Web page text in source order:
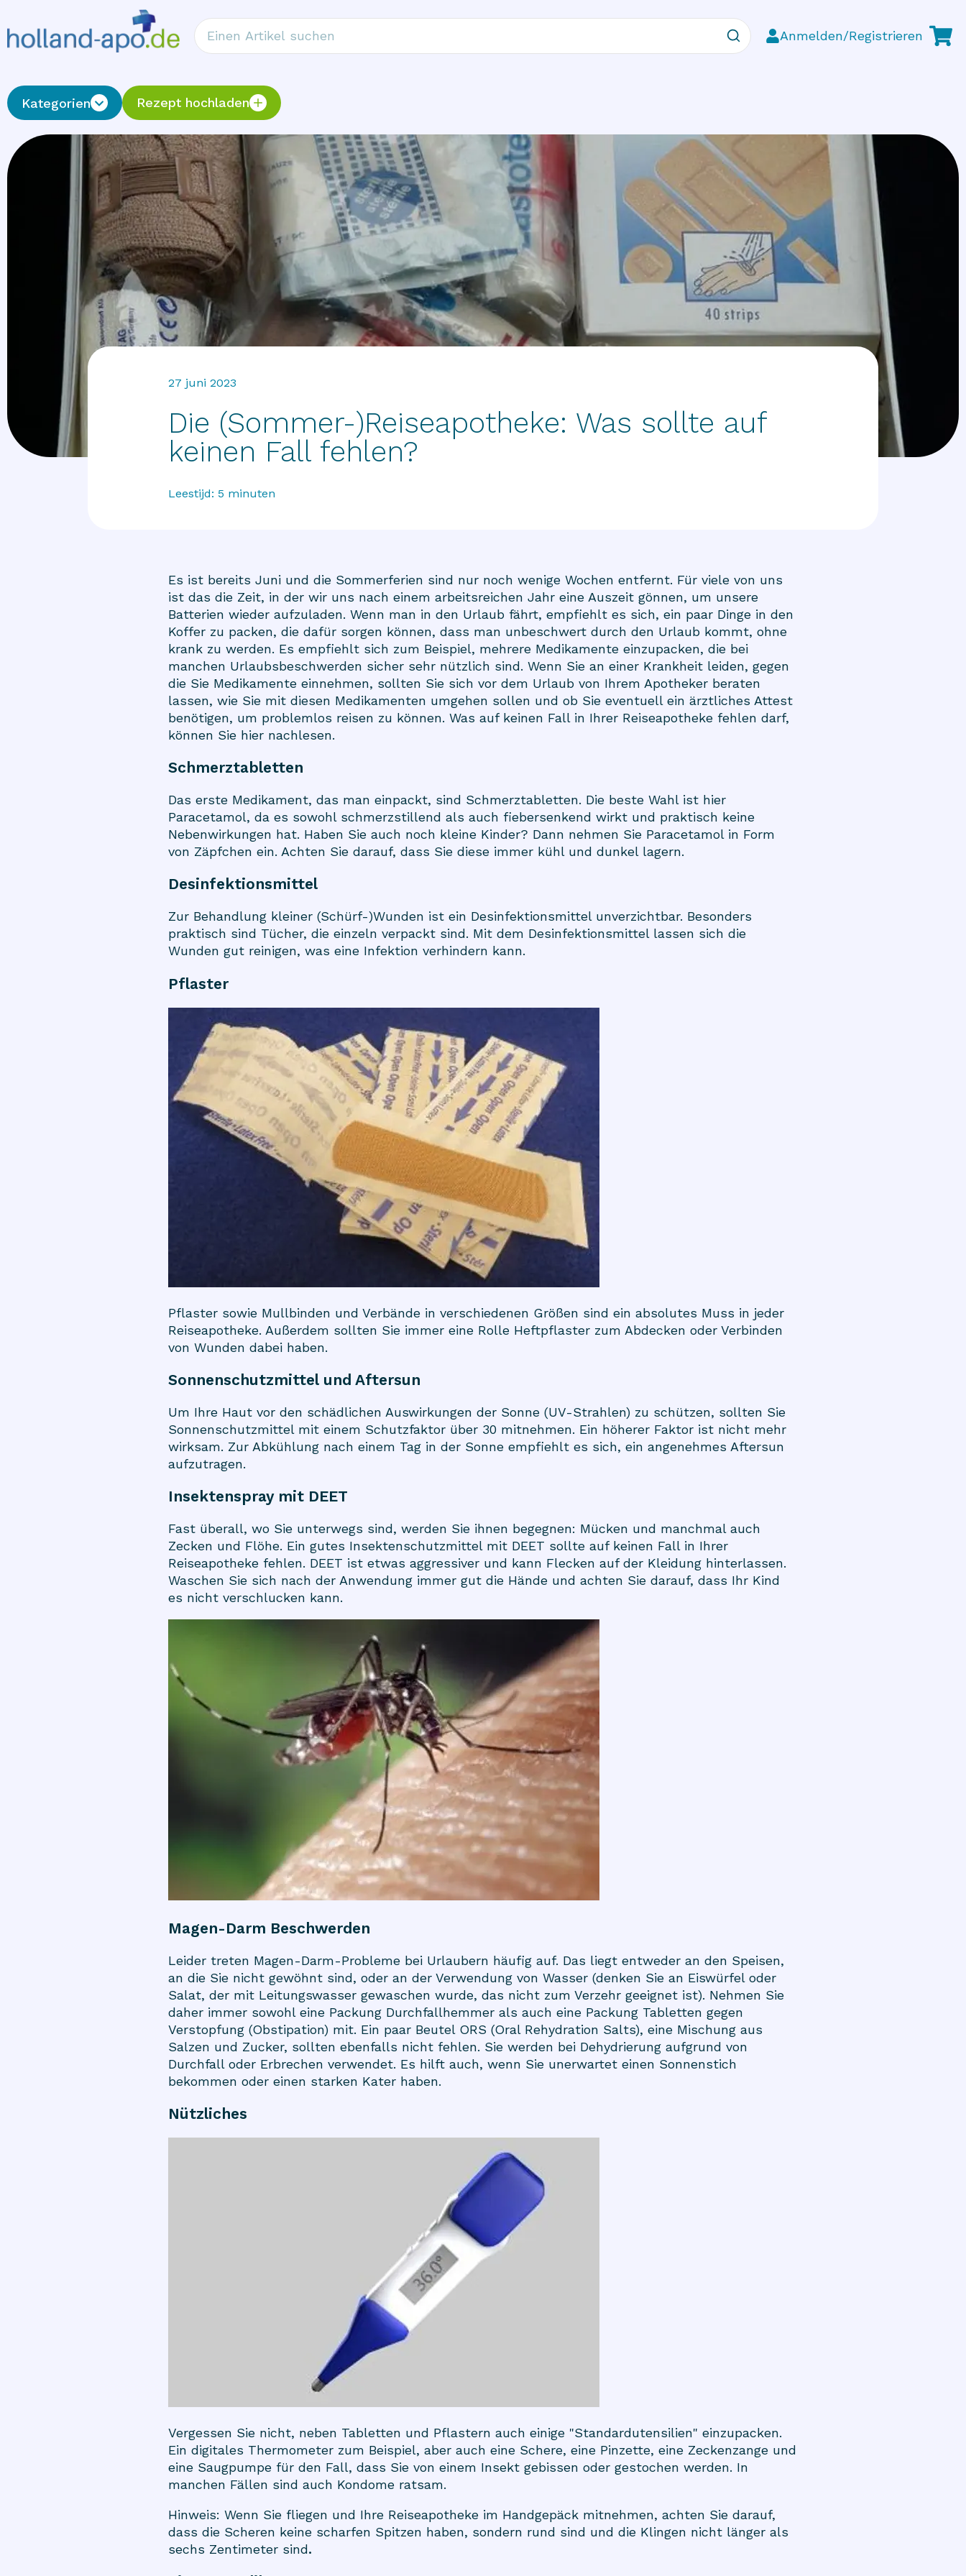
Anmelden/Registrieren
Kategorien Rezept hochladen
27 juni 2023
Die (Sommer-)Reiseapotheke: Was sollte auf
keinen Fall fehlen?
Leestijd: 5 minuten
Es ist bereits Juni und die Sommerferien sind nur noch wenige Wochen entfernt. Für viele von uns
ist das die Zeit, in der wir uns nach einem arbeitsreichen Jahr eine Auszeit gönnen, um unsere
Batterien wieder aufzuladen. Wenn man in den Urlaub fährt, empfiehlt es sich, ein paar Dinge in den
Koffer zu packen, die dafür sorgen können, dass man unbeschwert durch den Urlaub kommt, ohne
krank zu werden. Es empfiehlt sich zum Beispiel, mehrere Medikamente einzupacken, die bei
manchen Urlaubsbeschwerden sicher sehr nützlich sind. Wenn Sie an einer Krankheit leiden, gegen
die Sie Medikamente einnehmen, sollten Sie sich vor dem Urlaub von Ihrem Apotheker beraten
lassen, wie Sie mit diesen Medikamenten umgehen sollen und ob Sie eventuell ein ärztliches Attest
benötigen, um problemlos reisen zu können. Was auf keinen Fall in Ihrer Reiseapotheke fehlen darf,
können Sie hier nachlesen.
Schmerztabletten
Das erste Medikament, das man einpackt, sind Schmerztabletten. Die beste Wahl ist hier
Paracetamol, da es sowohl schmerzstillend als auch fiebersenkend wirkt und praktisch keine
Nebenwirkungen hat. Haben Sie auch noch kleine Kinder? Dann nehmen Sie Paracetamol in Form
von Zäpfchen ein. Achten Sie darauf, dass Sie diese immer kühl und dunkel lagern.
Desinfektionsmittel
Zur Behandlung kleiner (Schürf-)Wunden ist ein Desinfektionsmittel unverzichtbar. Besonders
praktisch sind Tücher, die einzeln verpackt sind. Mit dem Desinfektionsmittel lassen sich die
Wunden gut reinigen, was eine Infektion verhindern kann.
Pflaster
Pflaster sowie Mullbinden und Verbände in verschiedenen Größen sind ein absolutes Muss in jeder
Reiseapotheke. Außerdem sollten Sie immer eine Rolle Heftpflaster zum Abdecken oder Verbinden
von Wunden dabei haben.
Sonnenschutzmittel und Aftersun
Um Ihre Haut vor den schädlichen Auswirkungen der Sonne (UV-Strahlen) zu schützen, sollten Sie
Sonnenschutzmittel mit einem Schutzfaktor über 30 mitnehmen. Ein höherer Faktor ist nicht mehr
wirksam. Zur Abkühlung nach einem Tag in der Sonne empfiehlt es sich, ein angenehmes Aftersun
aufzutragen.
Insektenspray mit DEET
Fast überall, wo Sie unterwegs sind, werden Sie ihnen begegnen: Mücken und manchmal auch
Zecken und Flöhe. Ein gutes Insektenschutzmittel mit DEET sollte auf keinen Fall in Ihrer
Reiseapotheke fehlen. DEET ist etwas aggressiver und kann Flecken auf der Kleidung hinterlassen.
Waschen Sie sich nach der Anwendung immer gut die Hände und achten Sie darauf, dass Ihr Kind
es nicht verschlucken kann.
Magen-Darm Beschwerden
Leider treten Magen-Darm-Probleme bei Urlaubern häufig auf. Das liegt entweder an den Speisen,
an die Sie nicht gewöhnt sind, oder an der Verwendung von Wasser (denken Sie an Eiswürfel oder
Salat, der mit Leitungswasser gewaschen wurde, das nicht zum Verzehr geeignet ist). Nehmen Sie
daher immer sowohl eine Packung Durchfallhemmer als auch eine Packung Tabletten gegen
Verstopfung (Obstipation) mit. Ein paar Beutel ORS (Oral Rehydration Salts), eine Mischung aus
Salzen und Zucker, sollten ebenfalls nicht fehlen. Sie werden bei Dehydrierung aufgrund von
Durchfall oder Erbrechen verwendet. Es hilft auch, wenn Sie unerwartet einen Sonnenstich
bekommen oder einen starken Kater haben.
Nützliches
Vergessen Sie nicht, neben Tabletten und Pflastern auch einige "Standardutensilien" einzupacken.
Ein digitales Thermometer zum Beispiel, aber auch eine Schere, eine Pinzette, eine Zeckenzange und
eine Saugpumpe für den Fall, dass Sie von einem Insekt gebissen oder gestochen werden. In
manchen Fällen sind auch Kondome ratsam.
Hinweis: Wenn Sie fliegen und Ihre Reiseapotheke im Handgepäck mitnehmen, achten Sie darauf,
dass die Scheren keine scharfen Spitzen haben, sondern rund sind und die Klingen nicht länger als
sechs Zentimeter sind.